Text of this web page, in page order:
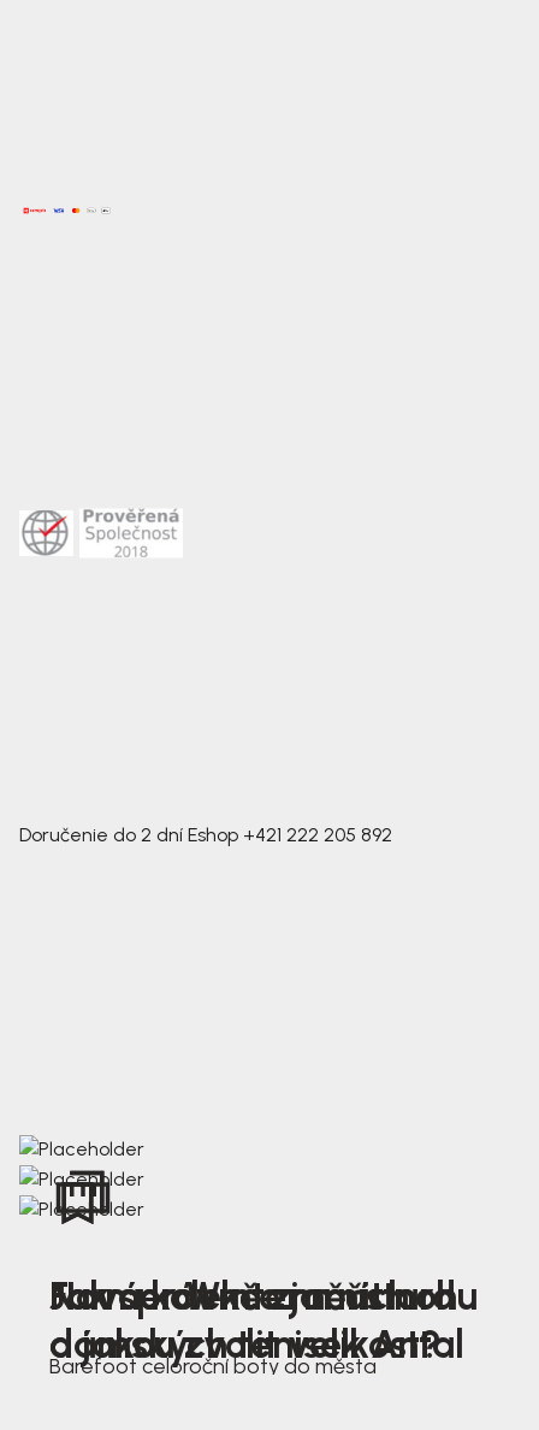
Doručenie do 2 dní Eshop +421 222 205 892
Nová kolekce jarních
dámských tenisek Antal
Jak správně změřit nohu
a jakou zvolit velikost?
Farmer Winter mustard
Barefoot celoroční boty do města